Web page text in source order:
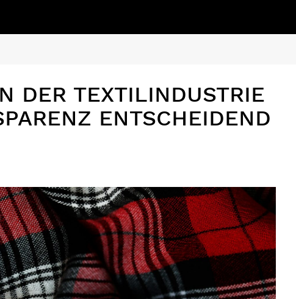
DER TEXTILINDUSTRIE
ENTSCHEIDEND